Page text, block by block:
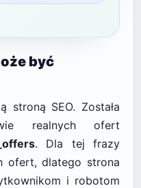
być
stroną SEO. Została
realnych ofert
. Dla tej frazy
ofert, dlatego strona
i robotom